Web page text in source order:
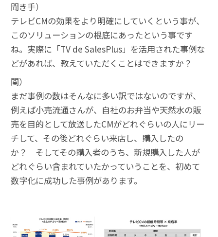
聞き手）
テレビCMの効果をより明確にしていくという事が、
このソリューションの根底にあったという事です
ね。実際に「TV de SalesPlus」を活用された事例な
どがあれば、教えていただくことはできますか？
関）
まだ事例の数はそんなに多い訳ではないのですが、
例えば小売流通さんが、自社のお弁当や天然水の販
売を目的として放送したCMがどれぐらいの人にリー
チして、その後どれぐらい来店し、購入したの
か？ そしてその購入者のうち、新規購入した人が
どれぐらい含まれていたかっていうことを、初めて
数字化に成功した事例があります。